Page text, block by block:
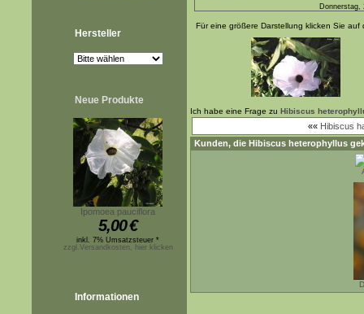
Hersteller
Neue Produkte
Ipomoea pauciflora
5,00€
inkl. 7% Umsatzsteuer *
zzgl.Versandkosten, hier klicken
Informationen
Donnerstag,
Für eine größere Darstellung klicken Sie auf
Ich habe eine Frage zu Hibiscus
«« Hibiscus
Kunden, die Hibiscus heterophyllus